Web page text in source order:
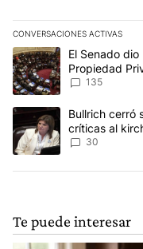
CONVERSACIONES ACTIVAS
Este listado muestra los
Un artículo deEl Senado
Propiedad
Ley del
135
Un artículo deBullrich cerró
críticas al
Capitanich al
30